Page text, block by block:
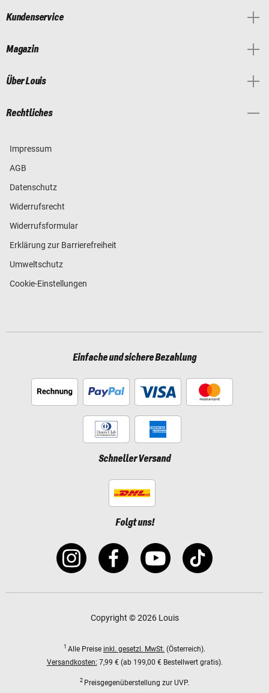
Kundenservice
Magazin
Über Louis
Rechtliches
Impressum
AGB
Datenschutz
Widerrufsrecht
Widerrufsformular
Erklärung zur Barrierefreiheit
Umweltschutz
Cookie-Einstellungen
Einfache und sichere Bezahlung
Schneller Versand
Folgt uns!
Copyright © 2026 Louis
1 Alle Preise inkl. gesetzl. MwSt. (Österreich).
Versandkosten: 7,99 € (ab 199,00 € Bestellwert gratis).
2 Preisgegenüberstellung zur UVP.